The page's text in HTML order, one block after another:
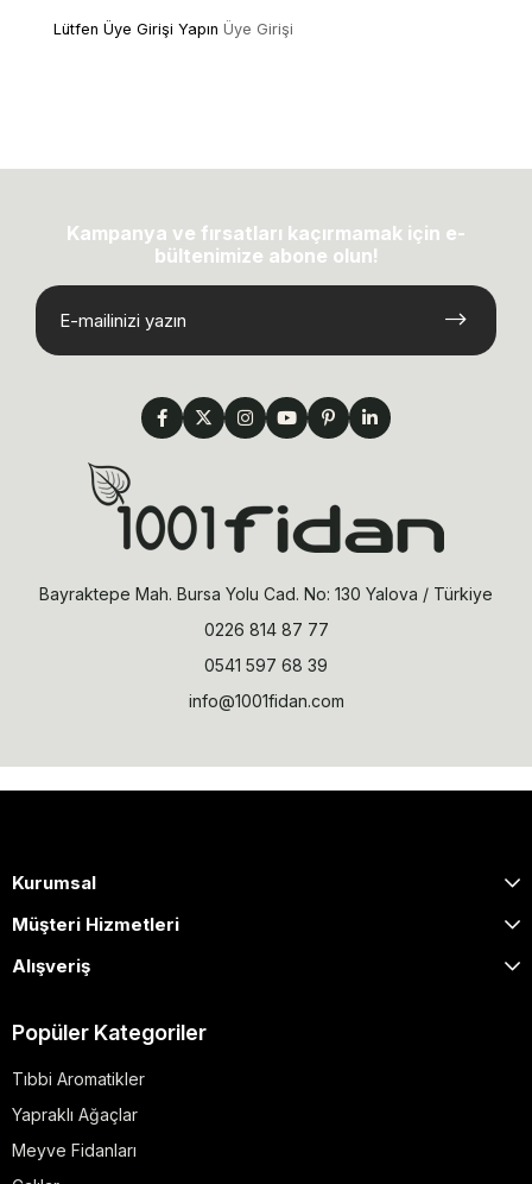
Lütfen Üye Girişi Yapın Üye Girişi
Kampanya ve fırsatları kaçırmamak için e-
bültenimize abone olun!
Bayraktepe Mah. Bursa Yolu Cad. No: 130 Yalova / Türkiye
0226 814 87 77
0541 597 68 39
info@1001fidan.com
Kurumsal
Müşteri Hizmetleri
Alışveriş
Popüler Kategoriler
Tıbbi Aromatikler
Yapraklı Ağaçlar
Meyve Fidanları